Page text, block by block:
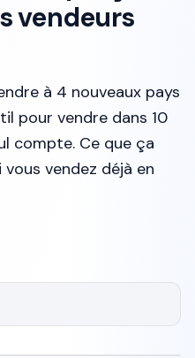
vendeurs
à 4 nouveaux pays
pour vendre dans 10
compte. Ce que ça
vendez déjà en